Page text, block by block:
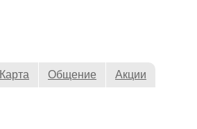
Карта Общение Акции